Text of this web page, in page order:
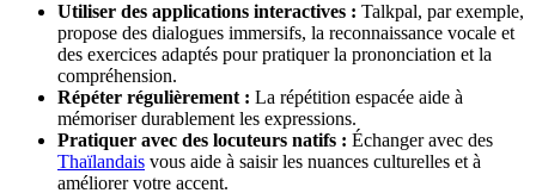
Utiliser des applications interactives : Talkpal, par exemple,
propose des dialogues immersifs, la reconnaissance vocale et
des exercices adaptés pour pratiquer la prononciation et la
compréhension.
Répéter régulièrement : La répétition espacée aide à
mémoriser durablement les expressions.
Pratiquer avec des locuteurs natifs : Échanger avec des
Thaïlandais vous aide à saisir les nuances culturelles et à
améliorer votre accent.